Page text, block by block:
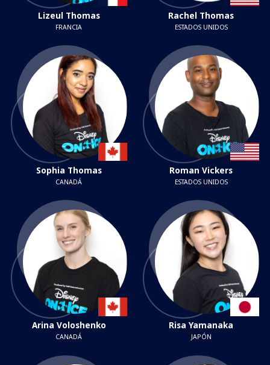
Lizeul Thomas
FRANCIA
Rachel Thomas
ESTADOS UNIDOS
Sophia Thomas
CANADÁ
Roman Vickers
ESTADOS UNIDOS
Arina Voloshenko
CANADÁ
Risa Yamanaka
JAPÓN